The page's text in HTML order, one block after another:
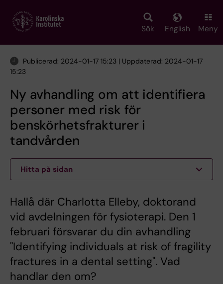
main
Sök English Meny
Publicerad: 2024-01-17 15:23 | Uppdaterad: 2024-01-17
15:23
Ny avhandling om att identifiera
personer med risk för
benskörhetsfrakturer i
tandvården
Hitta på sidan
Hallå där Charlotta Elleby, doktorand
vid avdelningen för fysioterapi. Den 1
februari försvarar du din avhandling
"Identifying individuals at risk of fragility
fractures in a dental setting". Vad
handlar den om?